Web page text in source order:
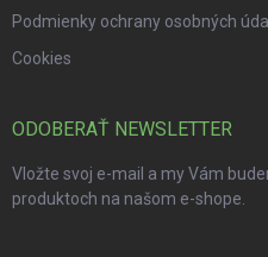
Podmienky ochrany osobných
Cookies
ODOBERAŤ NEWSLETTER
Vložte svoj e-mail a my Vám
produktoch na našom e-shope.